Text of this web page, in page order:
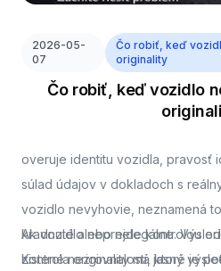
2026-05-
07
Čo robiť, keď
originality
Čo robiť, keď vozidlo
overuje identitu vozidla, pravosť
súlad údajov v dokladoch s
vozidlo nevyhovie, neznamená
kradnuté alebo nelegálne.
zistené nezrovnalosti, ktoré je
Ak vozidlo neprejde kontrolou
Kontrola originality má jasný